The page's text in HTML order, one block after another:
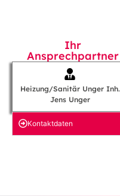
Ihr
Ansprechpartner
Heizung/Sanitär Unger Inh.
Jens Unger
Kontakt­daten